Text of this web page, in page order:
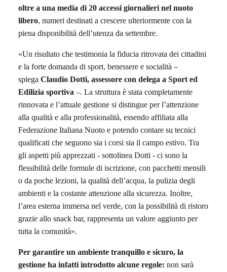
oltre a una media di 20 accessi giornalieri nel nuoto
libero, numeri destinati a crescere ulteriormente con la
piena disponibilità dell’utenza da settembre.
«Un risultato che testimonia la fiducia ritrovata dei cittadini
e la forte domanda di sport, benessere e socialità –
spiega Claudio Dotti, assessore con delega a Sport ed
Edilizia sportiva –. La struttura è stata completamente
rinnovata e l’attuale gestione si distingue per l’attenzione
alla qualità e alla professionalità, essendo affiliata alla
Federazione Italiana Nuoto e potendo contare su tecnici
qualificati che seguono sia i corsi sia il campo estivo. Tra
gli aspetti più apprezzati - sottolinea Dotti - ci sono la
flessibilità delle formule di iscrizione, con pacchetti mensili
o da poche lezioni, la qualità dell’acqua, la pulizia degli
ambienti e la costante attenzione alla sicurezza. Inoltre,
l’area esterna immersa nel verde, con la possibilità di ristoro
grazie allo snack bar, rappresenta un valore aggiunto per
tutta la comunità».
Per garantire un ambiente tranquillo e sicuro, la
gestione ha infatti introdotto alcune regole: non sarà